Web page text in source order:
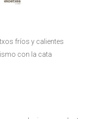
fríos y calientes
con la cata